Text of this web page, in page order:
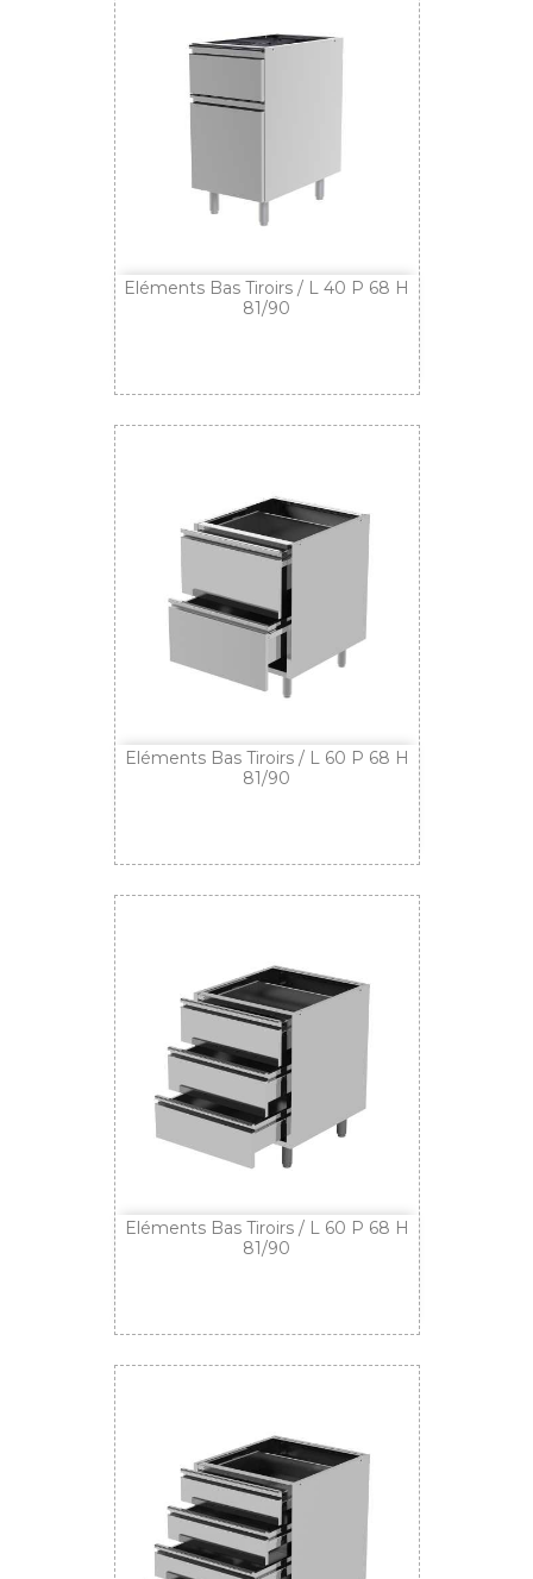
Eléments Bas Tiroirs / L 40 P 68 H
81/90
Eléments Bas Tiroirs / L 60 P 68 H
81/90
Eléments Bas Tiroirs / L 60 P 68 H
81/90